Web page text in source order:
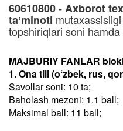
60610800 - Axborot
taʼminoti
topshiriqlari soni
MAJBURIY FANLAR
1. Ona tili (o‘zbek, rus,
Savollar soni: 10 ta;
Baholash mezoni: 1.1 ball;
Maksimal ball: 11 ball;